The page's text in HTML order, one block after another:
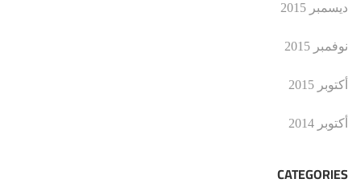
ديسمبر 2015
نوفمبر 2015
أكتوبر 2015
أكتوبر 2014
CATEGORIES